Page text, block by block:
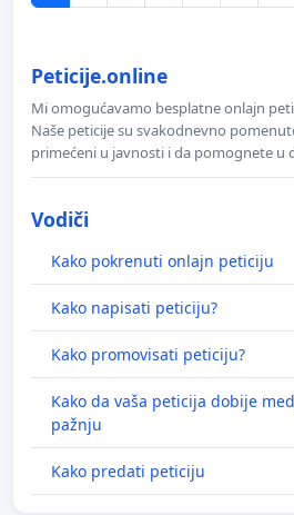
Peticije.online
Mi omogućavamo besplatne onlajn
Naše peticije su svakodnevno
primećeni u javnosti i da pomognete u
Vodiči
Kako pokrenuti onlajn peticiju
Kako napisati peticiju?
Kako promovisati peticiju?
Kako da vaša peticija dobije
pažnju
Kako predati peticiju